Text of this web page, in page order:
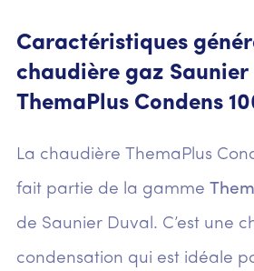
Caractéristiques
chaudière gaz Saunier
ThemaPlus Condens
La chaudière ThemaPlus
fait partie de la gamme
de Saunier Duval. C’est une
condensation qui est idéale